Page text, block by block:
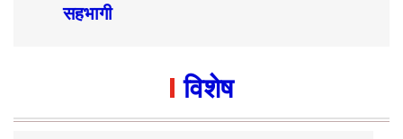
सहभागी
विशेष